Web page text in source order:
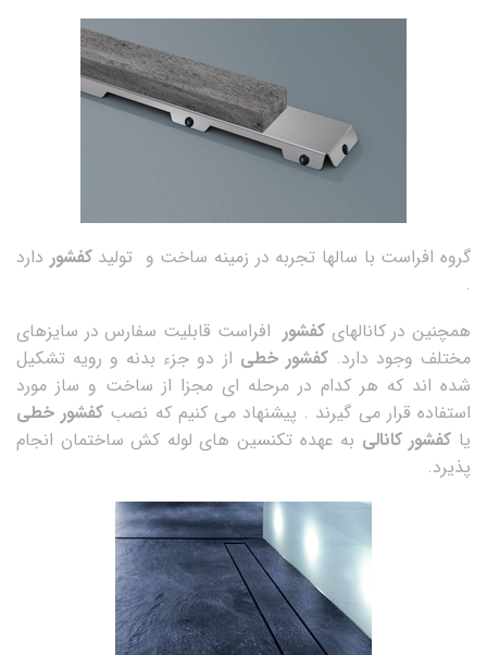
گروه افراست با سالها تجربه در زمینه ساخت و تولیدکفشور دارد
.
همچنین در کانالهای کفشور افراست قابلیت سفارس در سایزهای
مختلف وجود دارد.کفشور خطی از دو جزء بدنه و رویه تشکیل
شده اند که هر کدام در مرحله ای مجزا از ساخت و ساز مورد
استفاده قرار می گیرند . پیشنهاد می کنیم که نصب کفشور خطی
یا کفشور کانالی به عهده تکنسین های لوله کش ساختمان انجام
پذیرد.